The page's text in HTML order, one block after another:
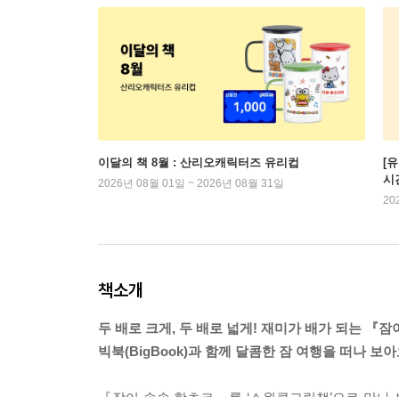
이달의 책 8월 : 산리오캐릭터즈 유리컵
2026년 08월 01일 ~ 2026년 08월 31일
[
시
책소개
두 배로 크게, 두 배로 넓게! 재미가 배가 되는 『잠
빅북(BigBook)과 함께 달콤한 잠 여행을 떠나 보